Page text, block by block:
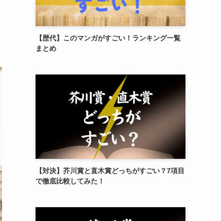
【歴代】このマンガがすごい！ランキング一覧
まとめ
【対決】芥川賞と直木賞どっちがすごい？7項目
で徹底比較してみた！